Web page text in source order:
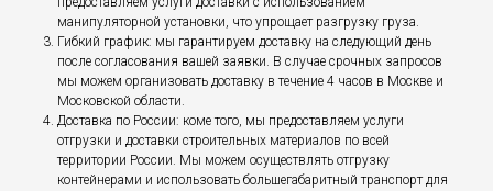
манипуляторной установки, что упрощает разгрузку груза.
Гибкий график: мы гарантируем доставку на следующий день
после согласования вашей заявки. В случае срочных запросов
мы можем организовать доставку в течение 4 часов в Москве и
Московской области.
Доставка по России: коме того, мы предоставляем услуги
отгрузки и доставки строительных материалов по всей
территории России. Мы можем осуществлять отгрузку
контейнерами и использовать большегабаритный транспорт для